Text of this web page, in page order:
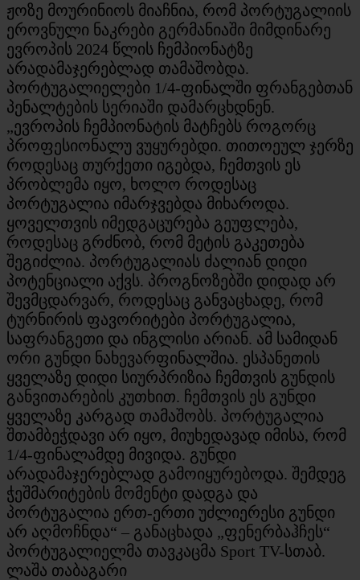
ჟოზე მოურინიოს მიაჩნია, რომ პორტუგალიის
ეროვნული ნაკრები გერმანიაში მიმდინარე
ევროპის 2024 წლის ჩემპიონატზე
არადამაჯერებლად თამაშობდა.
პორტუგალიელები 1/4-ფინალში ფრანგებთან
პენალტების სერიაში დამარცხდნენ.
„ევროპის ჩემპიონატის მატჩებს როგორც
პროფესიონალუ ვუყურებდი. თითოეულ ჯერზე
როდესაც თურქეთი იგებდა, ჩემთვის ეს
პრობლემა იყო, ხოლო როდესაც
პორტუგალია იმარჯვებდა მიხაროდა.
ყოველთვის იმედგაცურება გეუფლება,
როდესაც გრძნობ, რომ მეტის გაკეთება
შეგიძლია. პორტუგალიას ძალიან დიდი
პოტენციალი აქვს. პროგნოზებში დიდად არ
შევმცდარვარ, როდესაც განვაცხადე, რომ
ტურნირის ფავორიტები პორტუგალია,
საფრანგეთი და ინგლისი არიან. ამ სამიდან
ორი გუნდი ნახევარფინალშია. ესპანეთის
ყველაზე დიდი სიურპრიზია ჩემთვის გუნდის
განვითარების კუთხით. ჩემთვის ეს გუნდი
ყველაზე კარგად თამაშობს. პორტუგალია
შთამბეჭდავი არ იყო, მიუხედავად იმისა, რომ
1/4-ფინალამდე მივიდა. გუნდი
არადამაჯერებლად გამოიყურებოდა. შემდეგ
ჭეშმარიტების მომენტი დადგა და
პორტუგალია ერთ-ერთი უძლიერესი გუნდი
არ აღმოჩნდა“ – განაცხადა „ფენერბაჰჩეს“
პორტუგალიელმა თავკაცმა Sport TV-სთაბ.
ლაშა თაბაგარი